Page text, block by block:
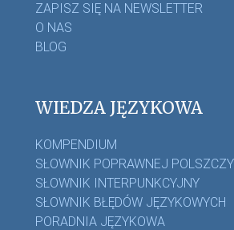
ZAPISZ SIĘ NA NEWSLETTER
O NAS
BLOG
WIEDZA JĘZYKOWA
KOMPENDIUM
SŁOWNIK POPRAWNEJ
SŁOWNIK INTERPUNKCYJNY
SŁOWNIK BŁĘDÓW JĘZYKOWYCH
PORADNIA JĘZYKOWA